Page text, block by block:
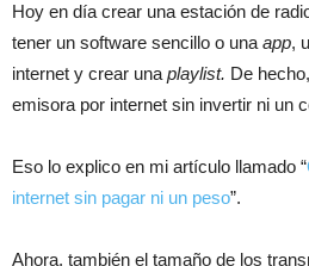
Hoy en día crear una estación de
tener un software sencillo o unaapp,
internet y crear unaplaylist. De
emisora por internet sin invertir ni un
Eso lo explico en mi artículo llamado “
internet sin pagar ni un peso”.
Ahora, también el tamaño de los